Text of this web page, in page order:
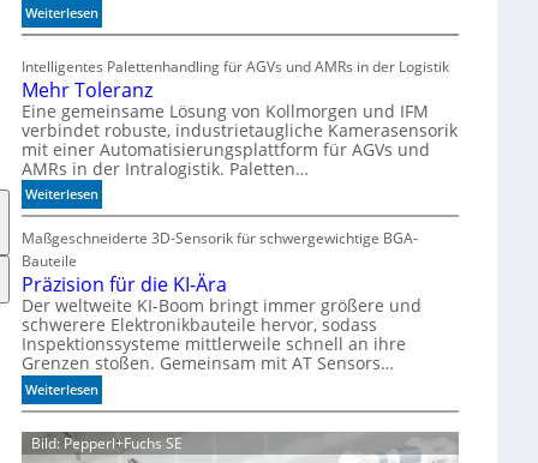
l
n
Weiterlesen:
H
g
h
s
p
e
e
d
m
q
u
a
r
i
u
Intelligentes Palettenhandling für AGVs und AMRs in der Logistik
Mehr Toleranz
Eine gemeinsame Lösung von Kollmorgen und IFM
verbindet robuste, industrietaugliche Kamerasensorik
mit einer Automatisierungsplattform für AGVs und
AMRs in der Intralogistik. Paletten…
Weiterlesen:
M
e
r
T
o
l
e
r
a
n
z
Maßgeschneiderte 3D-Sensorik für schwergewichtige BGA-
Bauteile
Präzision für die KI-Ära
Der weltweite KI-Boom bringt immer größere und
schwerere Elektronikbauteile hervor, sodass
Inspektionssysteme mittlerweile schnell an ihre
Grenzen stoßen. Gemeinsam mit AT Sensors…
Weiterlesen:
P
r
ä
Bild: Pepperl+Fuchs SE